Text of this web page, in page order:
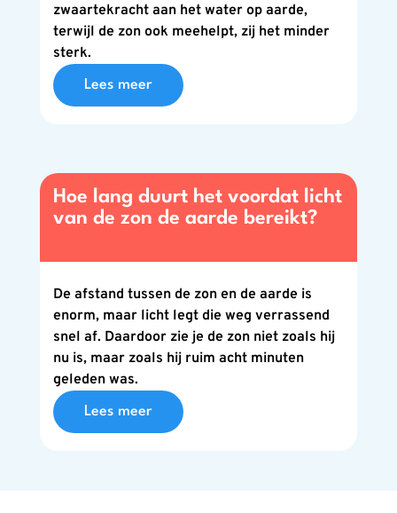
zwaartekracht aan het water op aarde,
terwijl de zon ook meehelpt, zij het minder
sterk.
Lees meer
Hoe lang duurt het voordat licht
van de zon de aarde bereikt?
De afstand tussen de zon en de aarde is
enorm, maar licht legt die weg verrassend
snel af. Daardoor zie je de zon niet zoals hij
nu is, maar zoals hij ruim acht minuten
geleden was.
Lees meer